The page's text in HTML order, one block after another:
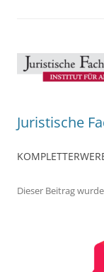
Juristische
Dieser Beitrag wurde